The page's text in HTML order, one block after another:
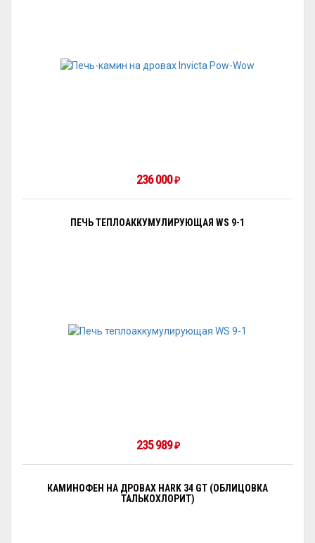
236 000 ₽
ПЕЧЬ ТЕПЛОАККУМУЛИРУЮЩАЯ WS 9-1
235 989 ₽
КАМИНОФЕН НА ДРОВАХ HARK 34 GT (ОБЛИЦОВКА
ТАЛЬКОХЛОРИТ)